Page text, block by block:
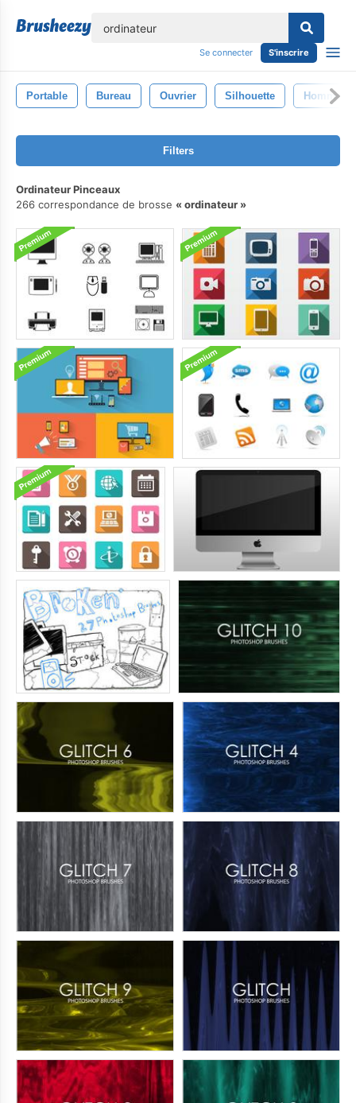
Se connecter S'inscrire
Portable Bureau Ouvrier Silhouette Homme
Filters
Ordinateur Pinceaux
266 correspondance de brosse
ordinateur